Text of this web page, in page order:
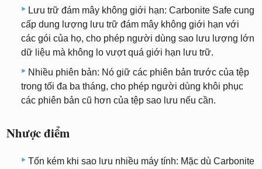
Lưu trữ đám mây không giới hạn: Carbonite Safe cung
cấp dung lượng lưu trữ đám mây không giới hạn với
các gói của họ, cho phép người dùng sao lưu lượng lớn
dữ liệu mà không lo vượt quá giới hạn lưu trữ.
Nhiều phiên bản: Nó giữ các phiên bản trước của tệp
trong tối đa ba tháng, cho phép người dùng khôi phục
các phiên bản cũ hơn của tệp sao lưu nếu cần.
Nhược điểm
Tốn kém khi sao lưu nhiều máy tính: Mặc dù Carbonite